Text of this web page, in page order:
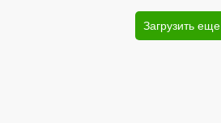
Загрузить еще